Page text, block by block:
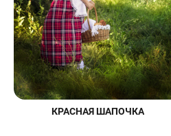
КРАСНАЯ ШАПОЧКА